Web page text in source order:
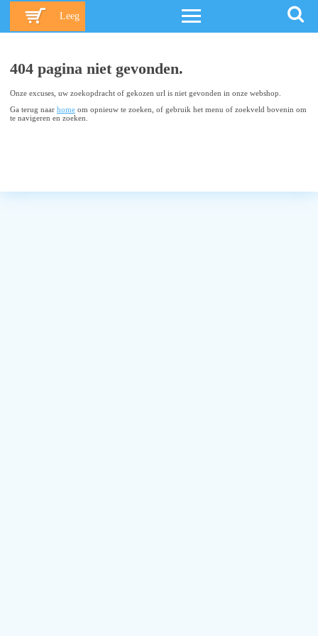
Leeg
404 pagina niet gevonden.
Onze excuses, uw zoekopdracht of gekozen url is niet gevonden in onze webshop.
Ga terug naar home om opnieuw te zoeken, of gebruik het menu of zoekveld bovenin om
te navigeren en zoeken.